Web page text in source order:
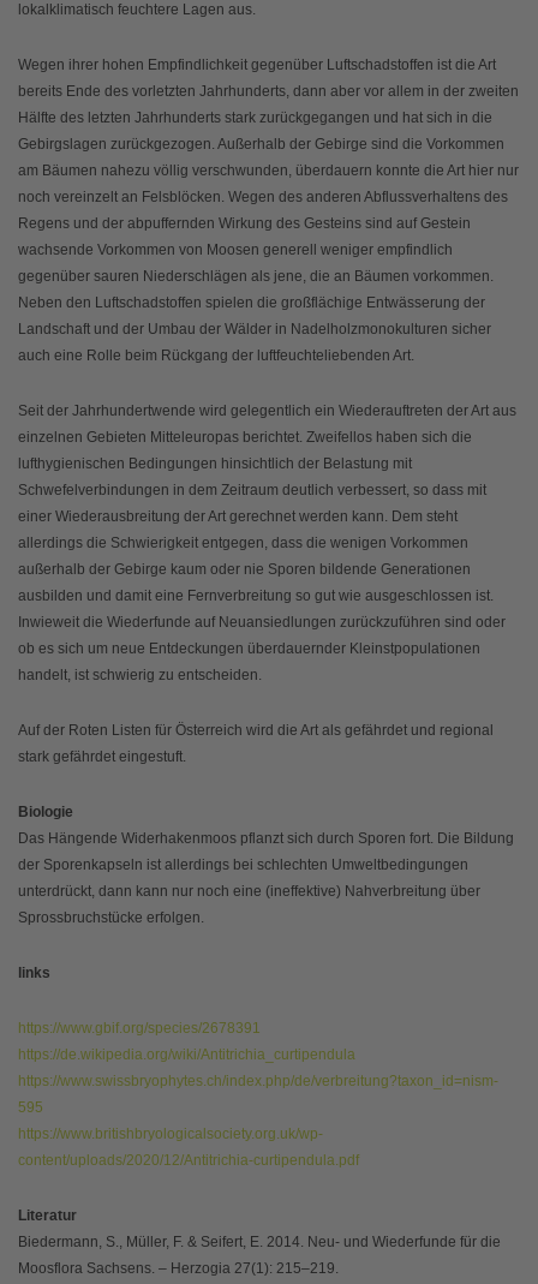
lokalklimatisch feuchtere Lagen aus.
Wegen ihrer hohen Empfindlichkeit gegenüber Luftschadstoffen ist die Art
bereits Ende des vorletzten Jahrhunderts, dann aber vor allem in der zweiten
Hälfte des letzten Jahrhunderts stark zurückgegangen und hat sich in die
Gebirgslagen zurückgezogen. Außerhalb der Gebirge sind die Vorkommen
am Bäumen nahezu völlig verschwunden, überdauern konnte die Art hier nur
noch vereinzelt an Felsblöcken. Wegen des anderen Abflussverhaltens des
Regens und der abpuffernden Wirkung des Gesteins sind auf Gestein
wachsende Vorkommen von Moosen generell weniger empfindlich
gegenüber sauren Niederschlägen als jene, die an Bäumen vorkommen.
Neben den Luftschadstoffen spielen die großflächige Entwässerung der
Landschaft und der Umbau der Wälder in Nadelholzmonokulturen sicher
auch eine Rolle beim Rückgang der luftfeuchteliebenden Art.
Seit der Jahrhundertwende wird gelegentlich ein Wiederauftreten der Art aus
einzelnen Gebieten Mitteleuropas berichtet. Zweifellos haben sich die
lufthygienischen Bedingungen hinsichtlich der Belastung mit
Schwefelverbindungen in dem Zeitraum deutlich verbessert, so dass mit
einer Wiederausbreitung der Art gerechnet werden kann. Dem steht
allerdings die Schwierigkeit entgegen, dass die wenigen Vorkommen
außerhalb der Gebirge kaum oder nie Sporen bildende Generationen
ausbilden und damit eine Fernverbreitung so gut wie ausgeschlossen ist.
Inwieweit die Wiederfunde auf Neuansiedlungen zurückzuführen sind oder
ob es sich um neue Entdeckungen überdauernder Kleinstpopulationen
handelt, ist schwierig zu entscheiden.
Auf der Roten Listen für Österreich wird die Art als gefährdet und regional
stark gefährdet eingestuft.
Biologie
Das Hängende Widerhakenmoos pflanzt sich durch Sporen fort. Die Bildung
der Sporenkapseln ist allerdings bei schlechten Umweltbedingungen
unterdrückt, dann kann nur noch eine (ineffektive) Nahverbreitung über
Sprossbruchstücke erfolgen.
links
https://www.gbif.org/species/2678391
https://de.wikipedia.org/wiki/Antitrichia_curtipendula
https://www.swissbryophytes.ch/index.php/de/verbreitung?taxon_id=nism-
595
https://www.britishbryologicalsociety.org.uk/wp-
content/uploads/2020/12/Antitrichia-curtipendula.pdf
Literatur
Biedermann, S., Müller, F. & Seifert, E. 2014. Neu- und Wiederfunde für die
Moosflora Sachsens. ‒ Herzogia 27(1): 215‒219.